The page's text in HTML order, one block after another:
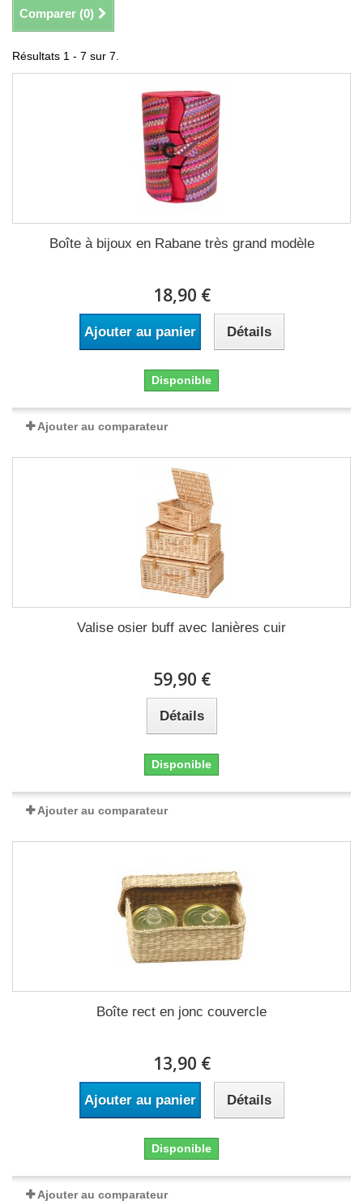
Comparer (0)
Résultats 1 - 7 sur 7.
Boîte à bijoux en Rabane très grand modèle
18,90 €
Ajouter au panier Détails
Disponible
Ajouter au comparateur
Valise osier buff avec lanières cuir
59,90 €
Détails
Disponible
Ajouter au comparateur
Boîte rect en jonc couvercle
13,90 €
Ajouter au panier Détails
Disponible
Ajouter au comparateur